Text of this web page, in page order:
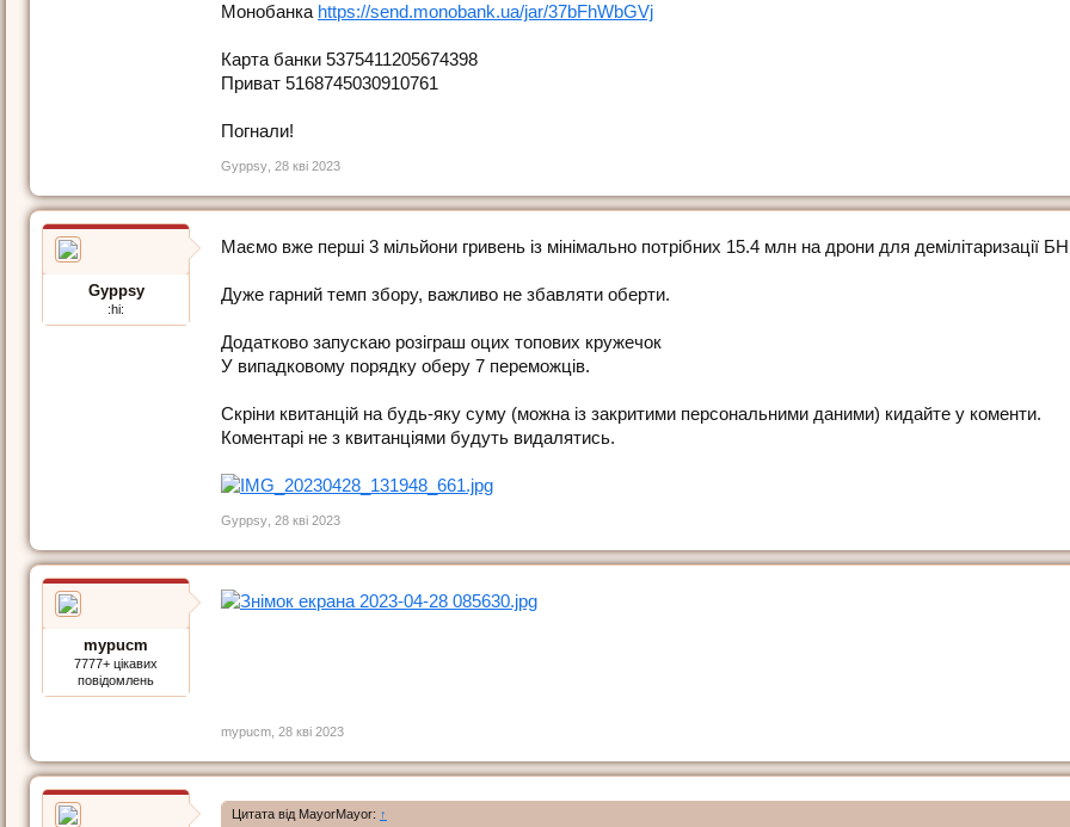
Монобанка https://send.monobank.ua/jar/37bFhWbGVj
Карта банки 5375411205674398
Приват 5168745030910761
Погнали!
Gyppsy 28 кві 2023
Gyppsy
:hi:
Маємо вже перші 3 мільйони гривень із мінімально потрібних 15.4 млн на дрони для демілітаризації
Дуже гарний темп збору, важливо не збавляти оберти.
Додатково запускаю розіграш оцих топових кружечок
У випадковому порядку оберу 7 переможців.
Скріни квитанцій на будь-яку суму (можна із закритими персональними даними) кидайте у коменти.
Коментарі не з квитанціями будуть видалятись.
Gyppsy 28 кві 2023
mypucm
7777+ цікавих
повідомлень
mypucm 28 кві 2023
Цитата від MayorMayor: ↑